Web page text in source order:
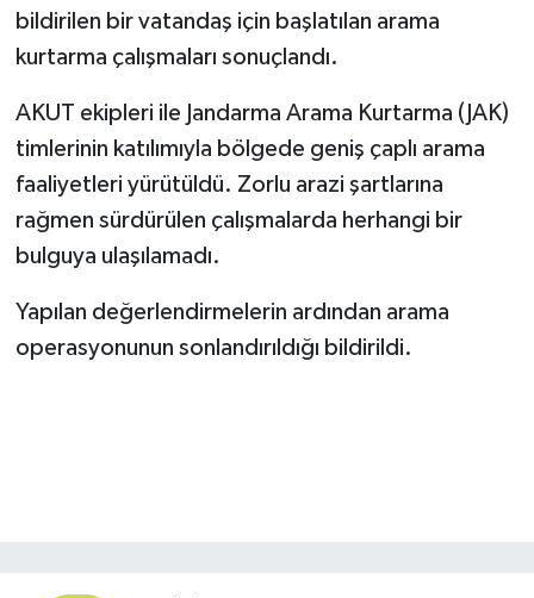
bildirilen bir vatandaş için başlatılan arama
kurtarma çalışmaları sonuçlandı.
AKUT ekipleri ile Jandarma Arama Kurtarma (JAK)
timlerinin katılımıyla bölgede geniş çaplı arama
faaliyetleri yürütüldü. Zorlu arazi şartlarına
rağmen sürdürülen çalışmalarda herhangi bir
bulguya ulaşılamadı.
Yapılan değerlendirmelerin ardından arama
operasyonunun sonlandırıldığı bildirildi.